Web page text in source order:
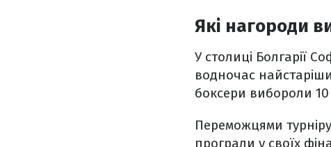
Які нагороди
У столиці Болгарії
водночас
боксери вибороли 10
Переможцями
програли у своїх